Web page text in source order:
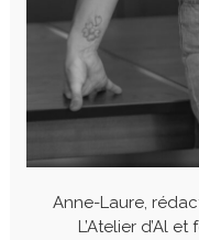
Anne-Laure,
L’Atelier d’Al